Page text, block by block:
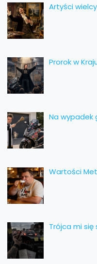
Artyści
Prorok w
Na wypadek
Wartości
Trójca mi się